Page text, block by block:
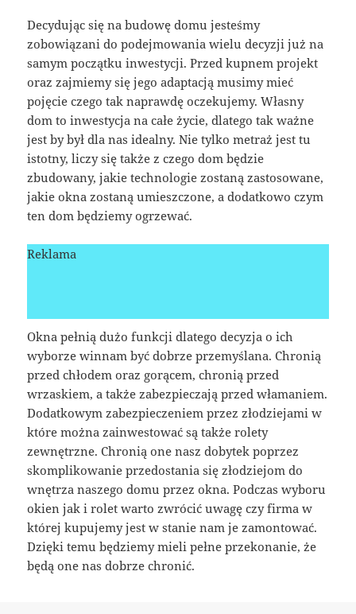
Decydując się na budowę domu jesteśmy
zobowiązani do podejmowania wielu decyzji już na
samym początku inwestycji. Przed kupnem projekt
oraz zajmiemy się jego adaptacją musimy mieć
pojęcie czego tak naprawdę oczekujemy. Własny
dom to inwestycja na całe życie, dlatego tak ważne
jest by był dla nas idealny. Nie tylko metraż jest tu
istotny, liczy się także z czego dom będzie
zbudowany, jakie technologie zostaną zastosowane,
jakie okna zostaną umieszczone, a dodatkowo czym
ten dom będziemy ogrzewać.
Reklama
Okna pełnią dużo funkcji dlatego decyzja o ich
wyborze winnam być dobrze przemyślana. Chronią
przed chłodem oraz gorącem, chronią przed
wrzaskiem, a także zabezpieczają przed włamaniem.
Dodatkowym zabezpieczeniem przez złodziejami w
które można zainwestować są także rolety
zewnętrzne. Chronią one nasz dobytek poprzez
skomplikowanie przedostania się złodziejom do
wnętrza naszego domu przez okna. Podczas wyboru
okien jak i rolet warto zwrócić uwagę czy firma w
której kupujemy jest w stanie nam je zamontować.
Dzięki temu będziemy mieli pełne przekonanie, że
będą one nas dobrze chronić.